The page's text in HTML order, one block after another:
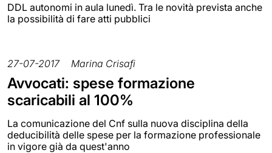
DDL autonomi in aula lunedì. Tra le novità prevista anche
la possibilità di fare atti pubblici
27-07-2017 Marina Crisafi
Avvocati: spese formazione
scaricabili al 100%
La comunicazione del Cnf sulla nuova disciplina della
deducibilità delle spese per la formazione professionale
in vigore già da quest'anno